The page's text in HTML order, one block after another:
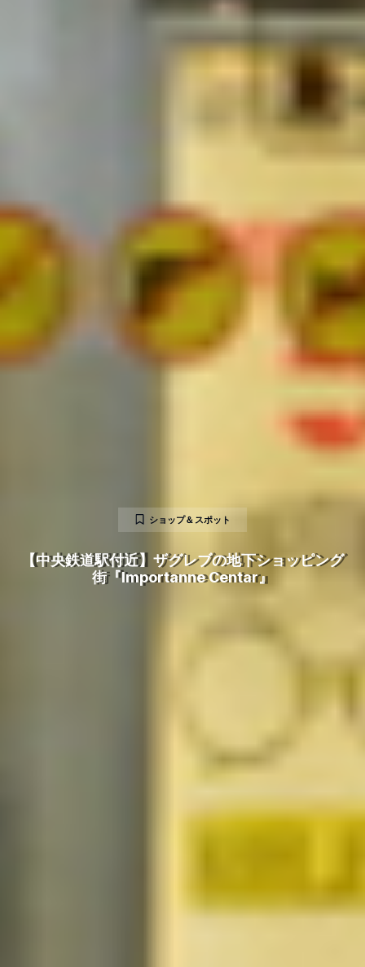
ショップ＆スポット
【中央鉄道駅付近】ザグレブの地下ショッピング
街『Importanne Centar』